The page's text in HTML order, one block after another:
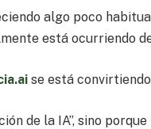
algo poco
está ocurriendo
se está
de la IA”, sino